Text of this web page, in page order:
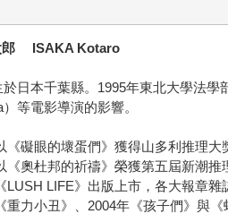
郎 ISAKA Kotaro
於日本千葉縣。1995年東北大學法
等電影導演的影響。
《礙眼的壞蛋們》獲得山多利推理大
《奧杜邦的祈禱》榮獲第五屆新潮推
LUSH LIFE》出版上市，各大報章雜
重力小丑》、2004年《孩子們》與